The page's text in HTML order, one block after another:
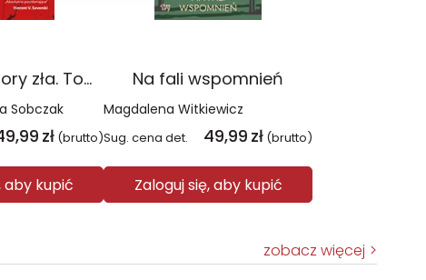
Czerwień. Kolory zła. Tom 1 wyd. 2025
Sobczak
zł (brutto)
aby kupić
Na fali wspomnień
Magdalena Witkiewicz
Sug. cena det. 49,99 zł (brutto)
Zaloguj się, aby kupić
zobacz więcej